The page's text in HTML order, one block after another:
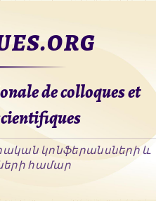
de colloques et